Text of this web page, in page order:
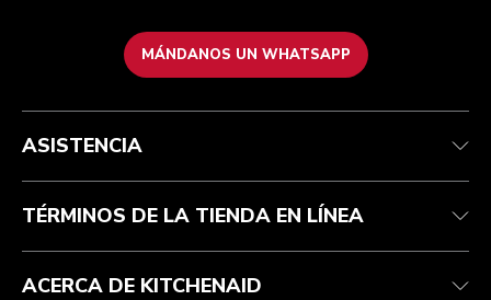
MÁNDANOS UN WHATSAPP
Servicio y soporte
Centro de ayuda
Preguntas frecuentes
Términos y condiciones
Recolección de residuos eléctricos
Nuestra Marca
Localiza tu tienda
ASISTENCIA
TÉRMINOS DE LA TIENDA EN LÍNEA
ACERCA DE KITCHENAID